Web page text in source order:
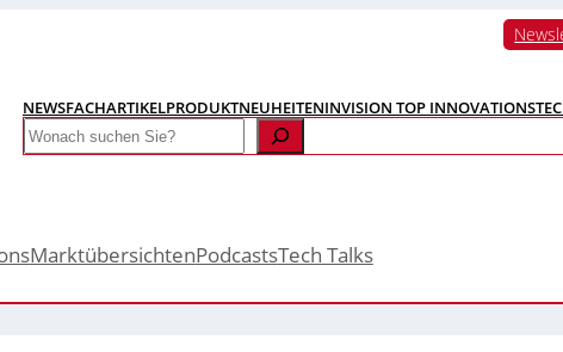
NEWSFACHARTIKELPRODUKTNEUHEITENINVISION TOP INNOVATIONS
Search
MarktübersichtenPodcastsTech Talks